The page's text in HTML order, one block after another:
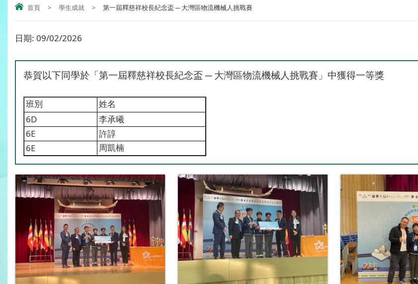
首頁 > 學生成就 > 第一屆釋慈祥校長紀念盃 ─ 大灣區物流機械人挑戰賽
日期: 09/02/2026
恭賀以下同學於「 第一屆釋慈祥校長紀念盃 ─ 大灣區物流機械人挑戰賽 」中獲得一等獎
班別 姓名
6D
李承曦
6E
許諄
6E
周凱楠